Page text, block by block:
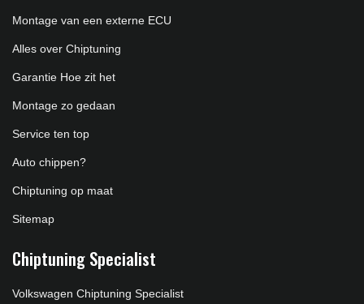
Montage van een externe ECU
Alles over Chiptuning
Garantie Hoe zit het
Montage zo gedaan
Service ten top
Auto chippen?
Chiptuning op maat
Sitemap
Chiptuning Specialist
Volkswagen Chiptuning Specialist